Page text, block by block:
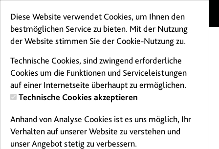
Kursplan
Zeiten
Diese Website verwendet Cookies, um Ihnen den
bestmöglichen Service zu bieten. Mit der Nutzung
der Website stimmen Sie der Cookie-Nutzung zu.
Technische Cookies, sind zwingend erforderliche
Cookies um die Funktionen und Serviceleistungen
auf einer Internetseite überhaupt zu ermöglichen.
Technische Cookies akzeptieren
Anhand von Analyse Cookies ist es uns möglich, Ihr
Verhalten auf unserer Website zu verstehen und
unser Angebot stetig zu verbessern.